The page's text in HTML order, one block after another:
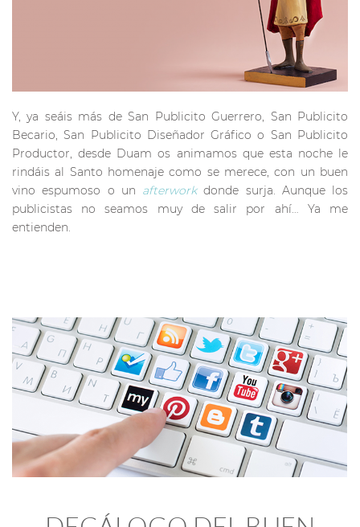
Y, ya seáis más de San Publicito Guerrero, San Publicito
Becario, San Publicito Diseñador Gráfico o San Publicito
Productor, desde Duam os animamos que esta noche le
rindáis al Santo homenaje como se merece, con un buen
vino espumoso o un afterworkdonde surja. Aunque los
publicistas no seamos muy de salir por ahí… Ya me
entienden.